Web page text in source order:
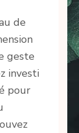
de
geste
investi
pour